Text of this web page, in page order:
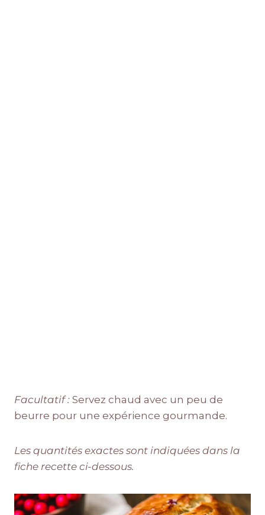
Facultatif : Servez chaud avec un peu de
beurre pour une expérience gourmande.
Les quantités exactes sont indiquées dans la
fiche recette ci-dessous.